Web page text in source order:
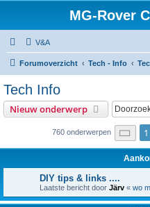
MG-Rover
V&A
Forumoverzicht Tech - Info
Tech Info
Nieuw onderwerp
760 onderwerpen 1
DIY tips & links ....
Laatste bericht door Järv « wo